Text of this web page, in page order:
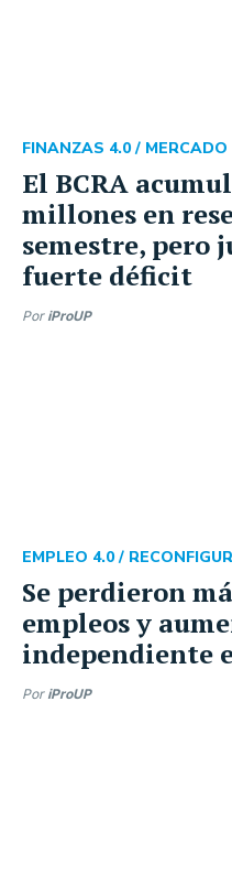
El BCRA
millones en
semestre, pero
fuerte déficit
FINANZAS 4.0 /
Por iProUP
Se perdieron
empleos y
independiente
EMPLEO 4.0 /
Por iProUP